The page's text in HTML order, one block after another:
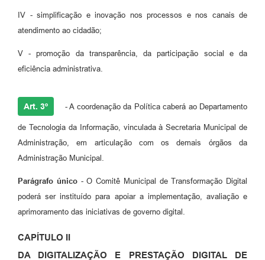
IV - simplificação e inovação nos processos e nos canais de
atendimento ao cidadão;
V - promoção da transparência, da participação social e da
eficiência administrativa.
Art. 3º - A coordenação da Política caberá ao Departamento
de Tecnologia da Informação, vinculada à Secretaria Municipal de
Administração, em articulação com os demais órgãos da
Administração Municipal.
Parágrafo único- O Comitê Municipal de Transformação Digital
poderá ser instituído para apoiar a implementação, avaliação e
aprimoramento das iniciativas de governo digital.
CAPÍTULO II
DA DIGITALIZAÇÃO E PRESTAÇÃO DIGITAL DE